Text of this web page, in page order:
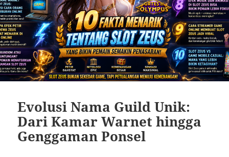
Evolusi Nama Guild Unik:
Dari Kamar Warnet hingga
Genggaman Ponsel